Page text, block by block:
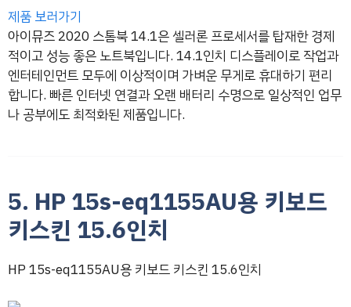
제품 보러가기
아이뮤즈 2020 스톰북 14.1은 셀러론 프로세서를 탑재한 경제
적이고 성능 좋은 노트북입니다. 14.1인치 디스플레이로 작업과
엔터테인먼트 모두에 이상적이며 가벼운 무게로 휴대하기 편리
합니다. 빠른 인터넷 연결과 오랜 배터리 수명으로 일상적인 업무
나 공부에도 최적화된 제품입니다.
5. HP 15s-eq1155AU용 키보드
키스킨 15.6인치
HP 15s-eq1155AU용 키보드 키스킨 15.6인치